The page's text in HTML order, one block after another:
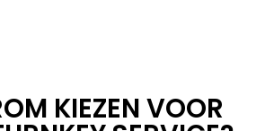
KIEZEN VOOR